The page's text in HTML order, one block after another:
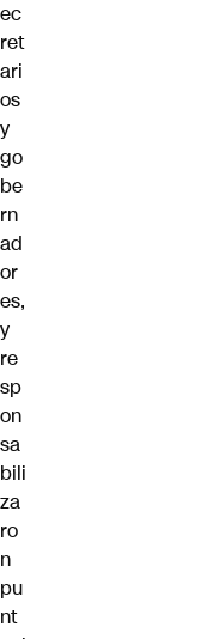
ec
ret
ari
os
y
go
be
rn
ad
or
es,
y
re
sp
on
sa
bili
za
ro
n
pu
nt